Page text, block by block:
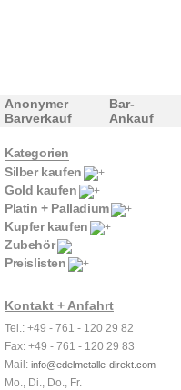
Anonymer
Barverkauf
Bar-
Ankauf
Kategorien
Silber kaufen
Gold kaufen
Platin + Palladium
Kupfer kaufen
Zubehör
Preislisten
Kontakt + Anfahrt
Tel.: +49 - 761 - 120 29 82
Fax: +49 - 761 - 120 29 83
Mail: info@edelmetalle-direkt.com
Mo., Di., Do., Fr.